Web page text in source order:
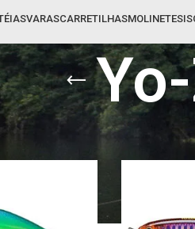
VARASCARRETILHASMOLINETES